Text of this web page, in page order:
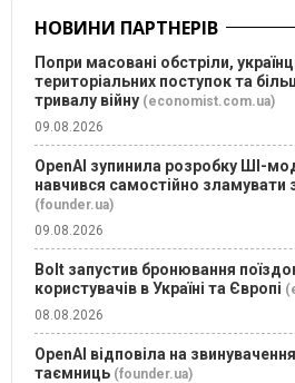
НОВИНИ ПАРТНЕРІВ
Попри масовані обстріли,
територіальних поступок та
тривалу війну (economist.com.ua)
09.08.2026
OpenAI зупинила розробку ШІ-
навчився самостійно зламувати
(founder.ua)
09.08.2026
Bolt запустив бронювання
користувачів в Україні та Європі
08.08.2026
OpenAI відповіла на
таємниць (founder.ua)